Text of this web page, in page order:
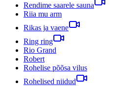
Rendime saarele sauna
Riia mu arm
Rikas ja vaene
Ring ring
Rio Grand
Robert
Rohelise põõsa vilus
Rohelised niidud